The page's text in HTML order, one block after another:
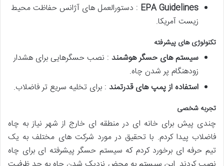
EPA Guidelines : دستورالعمل های آژانس حفاظت محیط
زیست آمریکا.
تکنولوژی های پیشرفته
سیستم های حسگر هوشمند : نصب حسگرهایی برای هشدار
زودهنگام پر شدن چاه.
استفاده از پمپ های قدرتمند : برای تخلیه سریع تر فاضلاب.
تجربه شخصی
چندی پیش برای خانه ای در منطقه ای خارج از شهر نیاز به چاه
فاضلاب پیدا کردم. با تحقیق در مورد شرکت های مختلف به یک
تیم حرفه ای برخورد کردم که سیستم حسگر پیشرفته ای برای چاه